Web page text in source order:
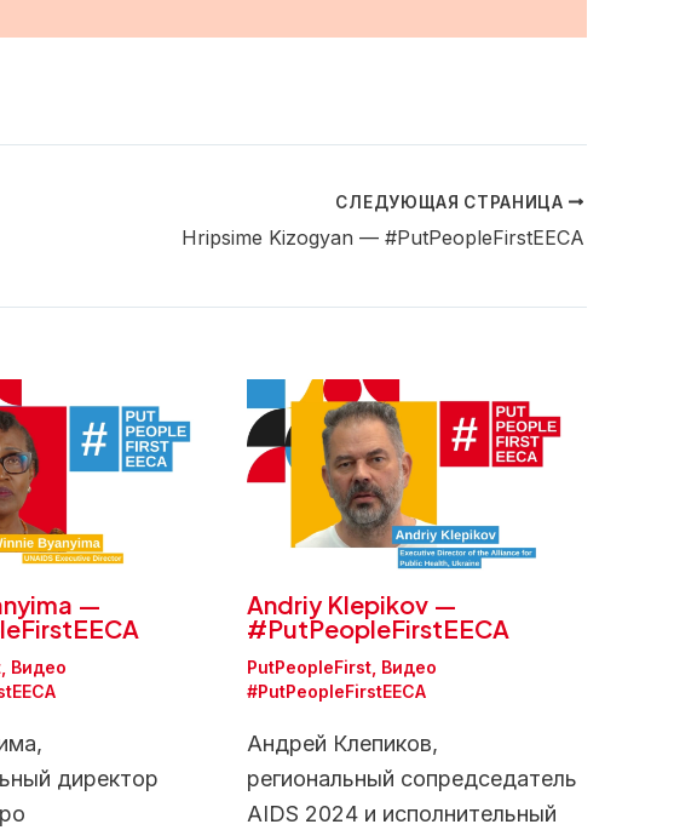
СЛЕДУЮЩАЯ СТРАНИЦА
Hripsime Kizogyan — #PutPeopleFirstEECA
—
, Видео
директор
Andriy Klepikov —
#PutPeopleFirstEECA
PutPeopleFirst, Видео
#PutPeopleFirstEECA
Андрей Клепиков,
региональный сопредседатель
AIDS 2024 и исполнительный